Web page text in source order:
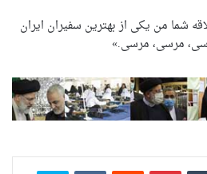
شما من یکی از بهترین سفیران ایران
مرسی، مرسی.»
‫تامبلر ‫پین‌ترست‫رددیت ‫VKontakteاسکایپ